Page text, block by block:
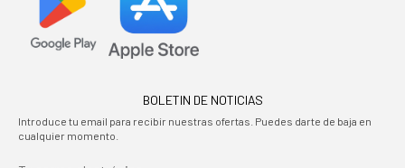
BOLETIN DE NOTICIAS
Introduce tu email para recibir nuestras ofertas. Puedes darte de baja en
cualquier momento.